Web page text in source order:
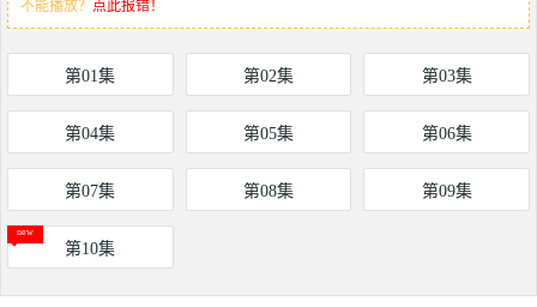
不能播放？ 点此报错！
第01集 第02集 第03集
第04集 第05集 第06集
第07集 第08集 第09集
第10集